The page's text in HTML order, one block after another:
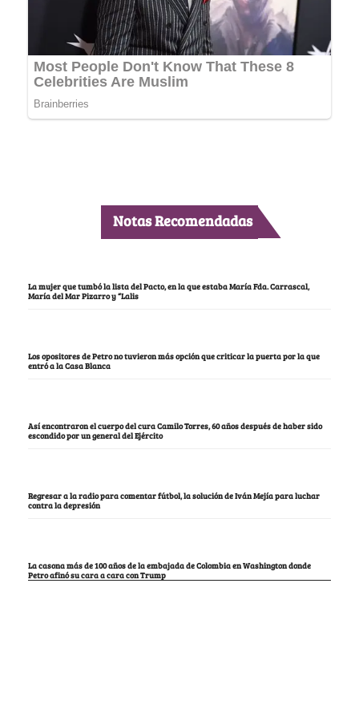
Notas Recomendadas
La mujer que tumbó la lista del Pacto, en la que estaba María Fda. Carrascal,
María del Mar Pizarro y “Lalis
Los opositores de Petro no tuvieron más opción que criticar la puerta por la que
entró a la Casa Blanca
Así encontraron el cuerpo del cura Camilo Torres, 60 años después de haber sido
escondido por un general del Ejército
Regresar a la radio para comentar fútbol, la solución de Iván Mejía para luchar
contra la depresión
La casona más de 100 años de la embajada de Colombia en Washington donde
Petro afinó su cara a cara con Trump